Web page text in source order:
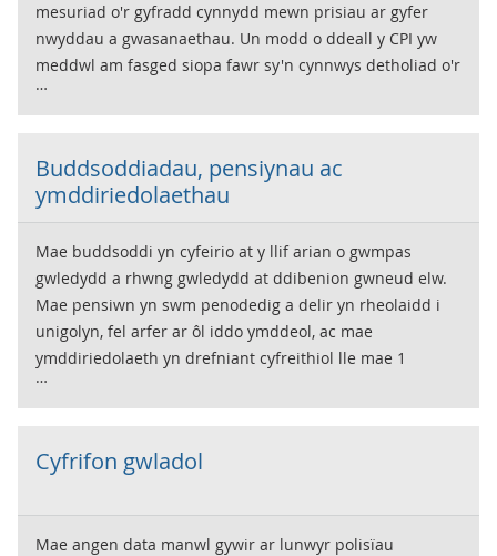
mesuriad o'r gyfradd cynnydd mewn prisiau ar gyfer
nwyddau a gwasanaethau. Un modd o ddeall y CPI yw
meddwl am fasged siopa fawr sy'n cynnwys detholiad o'r
nwyddau a'r gwasanaethau a brynir gan aelwydydd.
Mae'r CPI yn amcangyfrif newidiadau i gyfanswm cost y
Buddsoddiadau, pensiynau ac
ymddiriedolaethau
Mae buddsoddi yn cyfeirio at y llif arian o gwmpas
gwledydd a rhwng gwledydd at ddibenion gwneud elw.
Mae pensiwn yn swm penodedig a delir yn rheolaidd i
unigolyn, fel arfer ar ôl iddo ymddeol, ac mae
ymddiriedolaeth yn drefniant cyfreithiol lle mae 1
'ymddiriedolwr' neu fwy yn cael ei wneud yn gyfrifol yn
gyfreithiol am ddal asedau. Mae'r ystadegau yma yn
pensiynau o wahanol fathau, a buddsoddiadau a wnaed
Cyfrifon gwladol
Mae angen data manwl gywir ar lunwyr polisïau